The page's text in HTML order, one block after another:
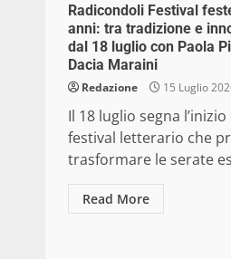
Radicondoli Festival
anni: tra tradizione e
dal 18 luglio con Paola
Dacia Maraini
Redazione 15 Luglio
Il 18 luglio segna
festival letterario che
trasformare le serate
Read More